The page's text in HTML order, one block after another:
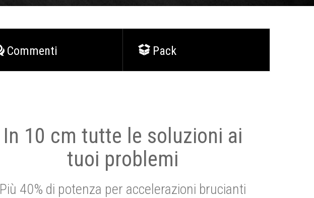
Commenti Pack
In 10 cm tutte le soluzioni ai
tuoi problemi
Più 40% di potenza per accelerazioni brucianti